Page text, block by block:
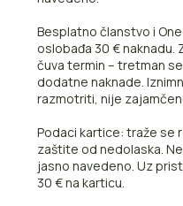
Besplatno članstvo i
oslobađa 30 € naknadu.
čuva termin – tretman
dodatne naknade.
razmotriti, nije
Podaci kartice: traže se
zaštite od nedolaska.
jasno navedeno. Uz
30 € na karticu.